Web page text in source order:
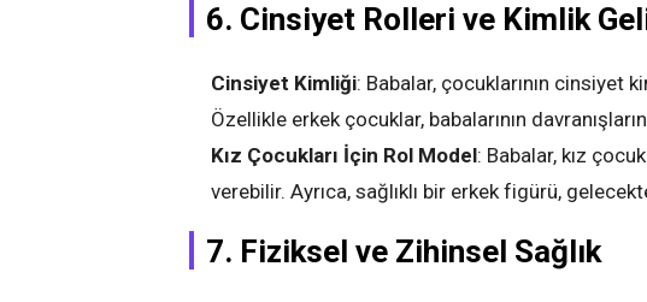
6. Cinsiyet Rolleri ve Kimlik
Cinsiyet Kimliği: Babalar, çocuklarının cinsiyet
Özellikle erkek çocuklar, babalarının
Kız Çocukları İçin Rol Model: Babalar, kız
verebilir. Ayrıca, sağlıklı bir erkek figürü,
7. Fiziksel ve Zihinsel Sağlık